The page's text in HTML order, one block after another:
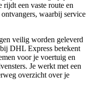
rijdt een vaste route en
waarbij service
veilig worden geleverd
DHL Express betekent
voor je voertuig en
Je werkt met een
overzicht over je